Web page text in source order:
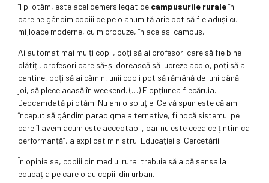
îl pilotăm, este acel demers legat de campusurile ruraleîn
care ne gândim copiii de pe o anumită arie pot să fie aduși cu
mijloace moderne, cu microbuze, în același campus.
Ai automat mai mulți copii, poți să ai profesori care să fie bine
plătiți, profesori care să-și dorească să lucreze acolo, poți să ai
cantine, poți să ai cămin, unii copii pot să rămână de luni până
joi, să plece acasă în weekend. (…) E opțiunea fiecăruia.
Deocamdată pilotăm. Nu am o soluție. Ce vă spun este că am
început să gândim paradigme alternative, fiindcă sistemul pe
care îl avem acum este acceptabil, dar nu este ceea ce țintim ca
performanță”, a explicat ministrul Educației și Cercetării.
În opinia sa, copiii din mediul rural trebuie să aibă șansa la
educația pe care o au copiii din urban.